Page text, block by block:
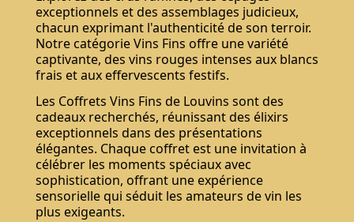
exceptionnels et des assemblages judicieux,
chacun exprimant l'authenticité de son terroir.
Notre catégorie Vins Fins offre une variété
captivante, des vins rouges intenses aux blancs
frais et aux effervescents festifs.
Les Coffrets Vins Fins de Louvins sont des
cadeaux recherchés, réunissant des élixirs
exceptionnels dans des présentations
élégantes. Chaque coffret est une invitation à
célébrer les moments spéciaux avec
sophistication, offrant une expérience
sensorielle qui séduit les amateurs de vin les
plus exigeants.